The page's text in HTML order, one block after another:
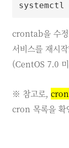
crontab을 수
서비스를 재시
(CentOS 7.0
※ 참고로,
cron 목록을 확